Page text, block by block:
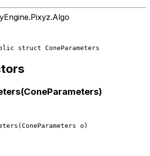
struct ConeParameters
o)